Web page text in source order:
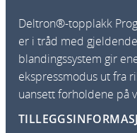
Deltron®-topplakk
er i tråd med
blandingssystem gir
ekspressmodus ut fra
uansett forholdene på